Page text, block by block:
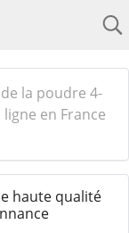
la poudre 4-
en France
haute qualité